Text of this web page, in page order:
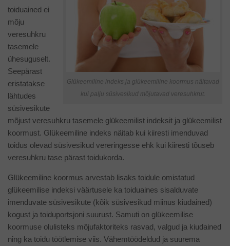
Glükeemiline indeks ja glükeemiline koormus näitavad
kui palju süsivesikud mõjutavad veresuhkrut.
toiduained ei
mõju
veresuhkru
tasemele
ühesuguselt.
Seepärast
eristatakse
lähtudes
süsivesikute
mõjust veresuhkru tasemele glükeemilist indeksit ja glükeemilist
koormust. Glükeemiline indeks näitab kui kiiresti imenduvad
toidus olevad süsivesikud vereringesse ehk kui kiiresti tõuseb
veresuhkru tase pärast toidukorda.
Glükeemiline koormus arvestab lisaks toidule omistatud
glükeemilise indeksi väärtusele ka toiduaines sisalduvate
imenduvate süsivesikute (kõik süsivesikud miinus kiudained)
kogust ja toiduportsjoni suurust. Samuti on glükeemilise
koormuse olulisteks mõjufaktoriteks rasvad, valgud ja kiudained
ning ka toidu töötlemise viis. Vähemtöödeldud ja suurema